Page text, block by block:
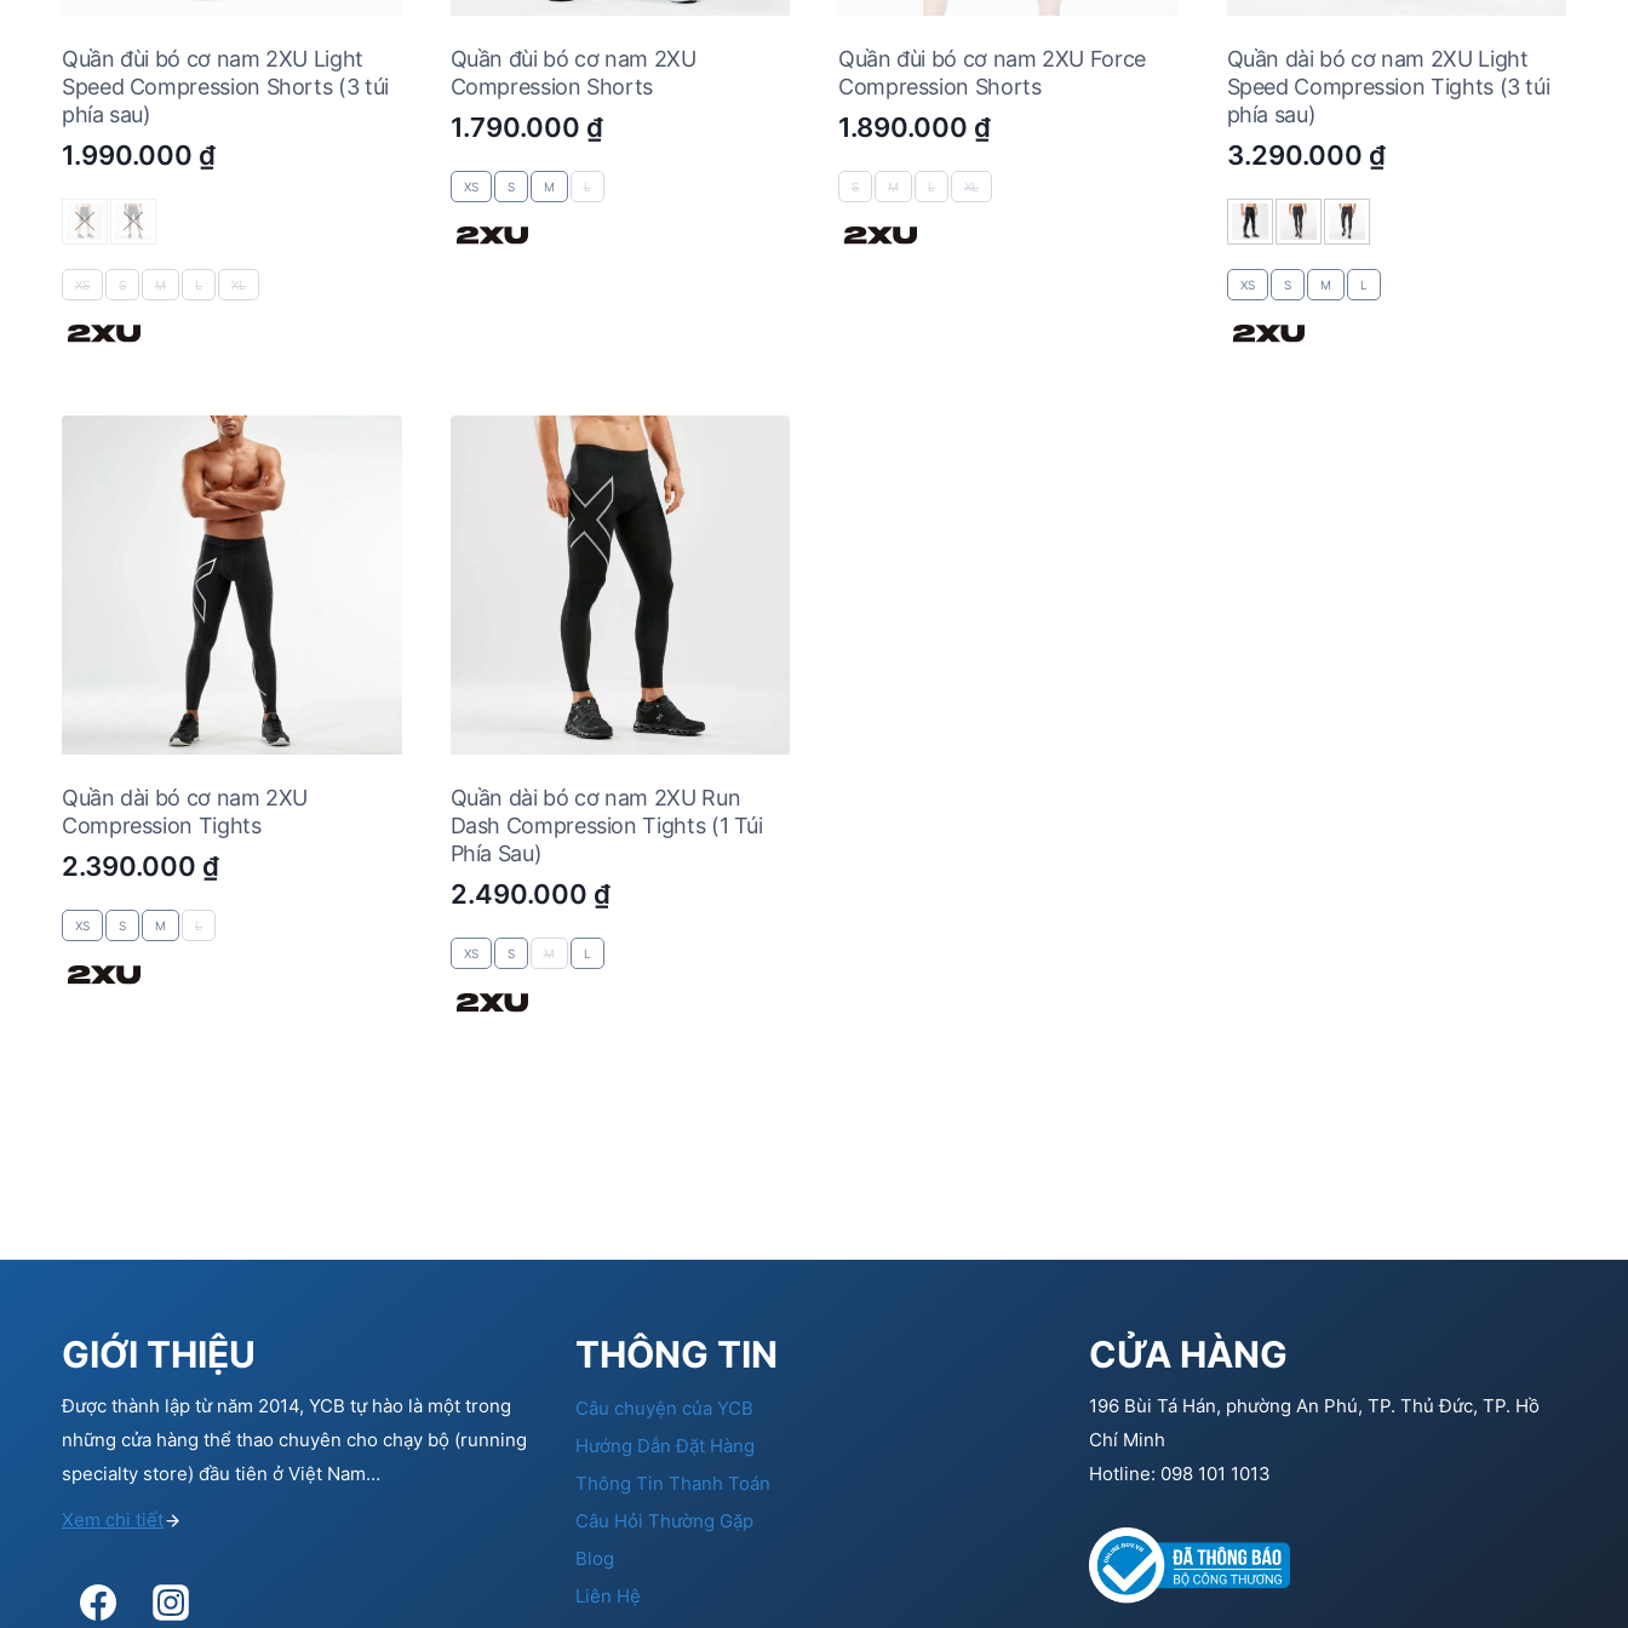
Quần đùi bó cơ nam 2XU Light
Speed Compression Shorts (3 túi
phía sau)
1.990.000 ₫
XS S M L XL
Quần đùi bó cơ nam 2XU
Compression Shorts
1.790.000 ₫
XS S M L
Quần đùi bó cơ nam 2XU Force
Compression Shorts
1.890.000 ₫
S M L XL
Quần dài bó cơ nam 2XU Light
Speed Compression Tights (3 túi
phía sau)
3.290.000 ₫
XS S M L
Quần dài bó cơ nam 2XU
Compression Tights
2.390.000 ₫
XS S M L
Quần dài bó cơ nam 2XU Run
Dash Compression Tights (1 Túi
Phía Sau)
2.490.000 ₫
XS S M L
GIỚI THIỆU
Được thành lập từ năm 2014, YCB tự hào là một trong
những cửa hàng thể thao chuyên cho chạy bộ (running
specialty store) đầu tiên ở Việt Nam…
Xem chi tiết
THÔNG TIN
Câu chuyện của YCB
Hướng Dẫn Đặt Hàng
Thông Tin Thanh Toán
Câu Hỏi Thường Gặp
Blog
Liên Hệ
CỬA HÀNG
196 Bùi Tá Hán, phường An Phú, TP. Thủ Đức, TP. Hồ
Chí Minh
Hotline: 098 101 1013